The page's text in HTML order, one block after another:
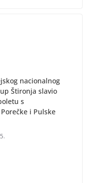
nacionalnog
Štironja slavio
s
i Pulske